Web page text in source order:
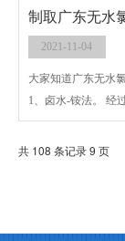
东氧化镁，来了解
制取广东无水
2021-11-04
大家知道广东无水
1、卤水-铵法。 经
积氢氧化镁，经分
共 108 条记录 9 页